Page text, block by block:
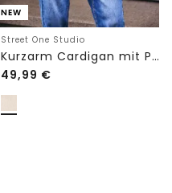
NEW
Street One Studio
Kurzarm Cardigan mit Polokragen
49,99 €